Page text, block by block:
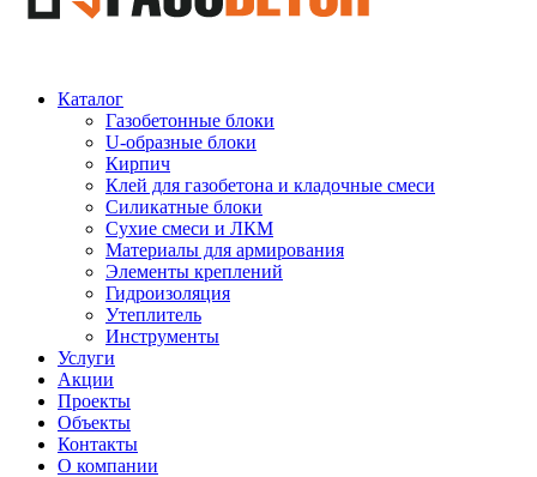
Каталог
Газобетонные блоки
U-образные блоки
Кирпич
Клей для газобетона и кладочные смеси
Силикатные блоки
Сухие смеси и ЛКМ
Материалы для армирования
Элементы креплений
Гидроизоляция
Утеплитель
Инструменты
Услуги
Акции
Проекты
Объекты
Контакты
О компании